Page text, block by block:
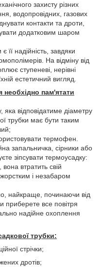
захисту різних
водопровідних, газових
контакти та дроти,
додатковим шаром
надійність, завдяки
На відміну від
ступеневі, нерівні
естетичний вигляд.
пам'ятати
яка відповідатиме діаметру
трубки має бути таким
термофен.
запальничка, сірники або
зіпсувати термоусадку:
втратить свій
і незабаром
найкраще, починаючи від
приберете все повітря
надійне охоплення
трубки:
стрічки;
дротів;